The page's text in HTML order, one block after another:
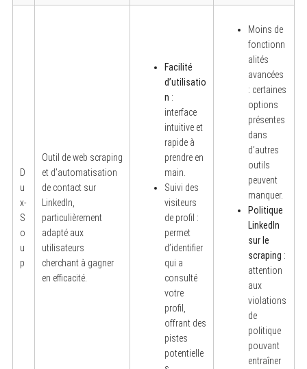
D
u
x-
S
o
u
p
Outil de web scraping
et d’automatisation
de contact sur
LinkedIn,
particulièrement
adapté aux
utilisateurs
cherchant à gagner
en efficacité.
Facilité
d’utilisatio
n :
interface
intuitive et
rapide à
prendre en
main.
Suivi des
visiteurs
de profil :
permet
d’identifier
qui a
consulté
votre
profil,
offrant des
pistes
potentielle
Moins de
fonctionn
alités
avancées
: certaines
options
présentes
dans
d’autres
outils
peuvent
manquer.
Politique
LinkedIn
sur le
scraping :
attention
aux
violations
de
politique
pouvant
entraîner
S
e
r
c
h
o